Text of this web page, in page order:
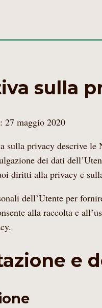
sulla
27 maggio 2020
sulla privacy descrive le
dei dati
diritti alla privacy e
dell’Utente per
alla raccolta e
e